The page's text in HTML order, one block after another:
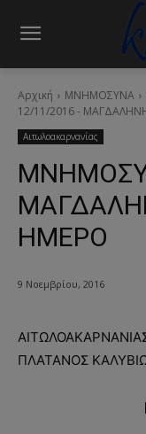
Αρχική ΜΝΗΜΟΣΥΝΑ
12/11/2016 -
Αιτωλοακαρνανίας
ΗΜΕΡΟ
9 Νοεμβρίου, 2016
ΠΛΑΤΑΝΟΣ